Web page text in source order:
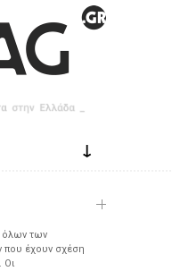
↓
όλων των
έχουν σχέση
Οι